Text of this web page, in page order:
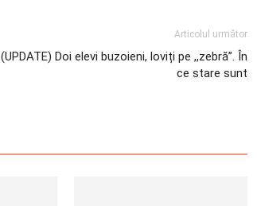
Articolul următor
(UPDATE) Doi elevi buzoieni, loviți pe ,,zebră”. În
ce stare sunt